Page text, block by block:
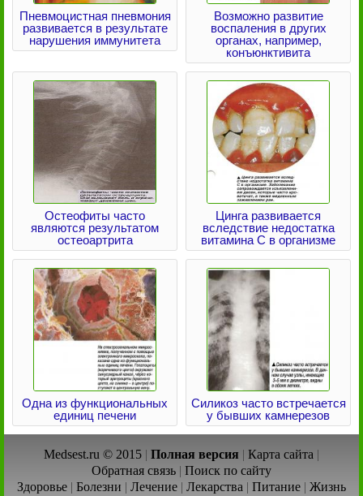
Пневмоцистная пневмония
развивается в результате
нарушения иммунитета
Возможно развитие
воспаления в других
органах, например,
конъюнктивита
Остеофиты часто
являются результатом
остеоартрита
Цинга развивается
вследствие недостатка
витамина С в организме
Одна из функциональных
единиц печени
Силикоз часто встречается
у бывших камнерезов
Medsest.ru © 2015 | Полная версия | Карта сайта |
Обратная связь | Поиск по сайту
Здоровье | Болезни | Лечение | Лекарства | Питание | Жизнь